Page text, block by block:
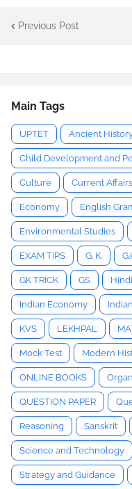
Previous Post
Main Tags
UPTET Ancient
Child Development and
Culture Current Affairs
Economy English
Environmental Studies
EXAM TIPS G. K.
GK TRICK GS Hindi
Indian Economy
KVS LEKHPAL
Mock Test Modern
ONLINE BOOKS
QUESTION PAPER
Reasoning Sanskrit
Science and Technology
Strategy and Guidance